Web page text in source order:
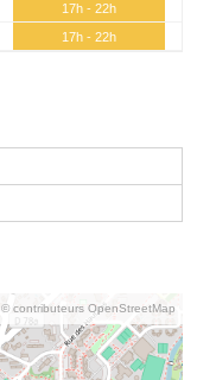
17h - 22h
17h - 22h
© contributeurs OpenStreetMap